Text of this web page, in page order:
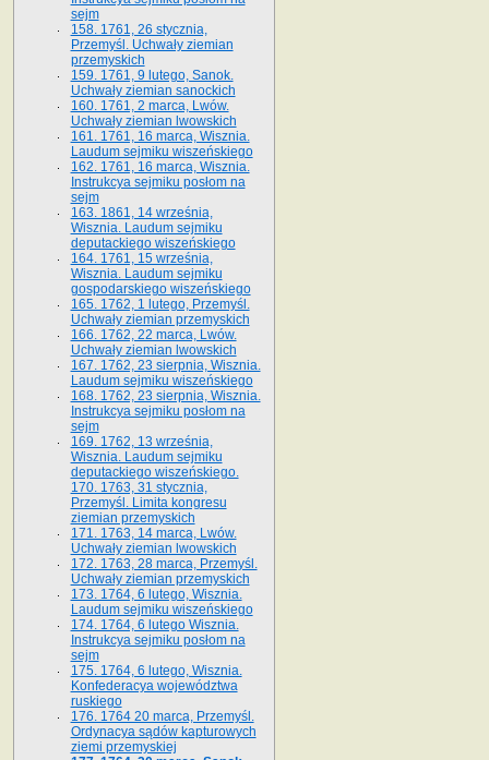
sejm
158. 1761, 26 stycznia,
Przemyśl. Uchwały ziemian
przemyskich
159. 1761, 9 lutego, Sanok.
Uchwały ziemian sanockich
160. 1761, 2 marca, Lwów.
Uchwały ziemian lwowskich
161. 1761, 16 marca, Wisznia.
Laudum sejmiku wiszeńskiego
162. 1761, 16 marca, Wisznia.
Instrukcya sejmiku posłom na
sejm
163. 1861, 14 września,
Wisznia. Laudum sejmiku
deputackiego wiszeńskiego
164. 1761, 15 września,
Wisznia. Laudum sejmiku
gospodarskiego wiszeńskiego
165. 1762, 1 lutego, Przemyśl.
Uchwały ziemian przemyskich
166. 1762, 22 marca, Lwów.
Uchwały ziemian lwowskich
167. 1762, 23 sierpnia, Wisznia.
Laudum sejmiku wiszeńskiego
168. 1762, 23 sierpnia, Wisznia.
Instrukcya sejmiku posłom na
sejm
169. 1762, 13 września,
Wisznia. Laudum sejmiku
deputackiego wiszeńskiego.
170. 1763, 31 stycznia,
Przemyśl. Limita kongresu
ziemian przemyskich
171. 1763, 14 marca, Lwów.
Uchwały ziemian lwowskich
172. 1763, 28 marca, Przemyśl.
Uchwały ziemian przemyskich
173. 1764, 6 lutego, Wisznia.
Laudum sejmiku wiszeńskiego
174. 1764, 6 lutego Wisznia.
Instrukcya sejmiku posłom na
sejm
175. 1764, 6 lutego, Wisznia.
Konfederacya województwa
ruskiego
176. 1764 20 marca, Przemyśl.
Ordynacya sądów kapturowych
ziemi przemyskiej